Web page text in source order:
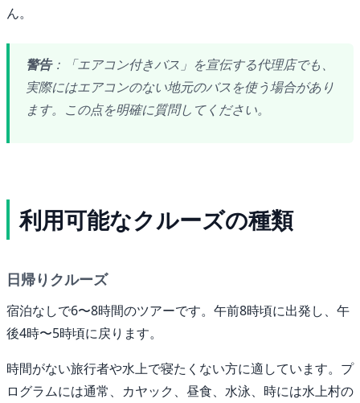
ん。
警告：「エアコン付きバス」を宣伝する代理店でも、
実際にはエアコンのない地元のバスを使う場合があり
ます。この点を明確に質問してください。
利用可能なクルーズの種類
日帰りクルーズ
宿泊なしで6〜8時間のツアーです。午前8時頃に出発し、午
後4時〜5時頃に戻ります。
時間がない旅行者や水上で寝たくない方に適しています。プ
ログラムには通常、カヤック、昼食、水泳、時には水上村の